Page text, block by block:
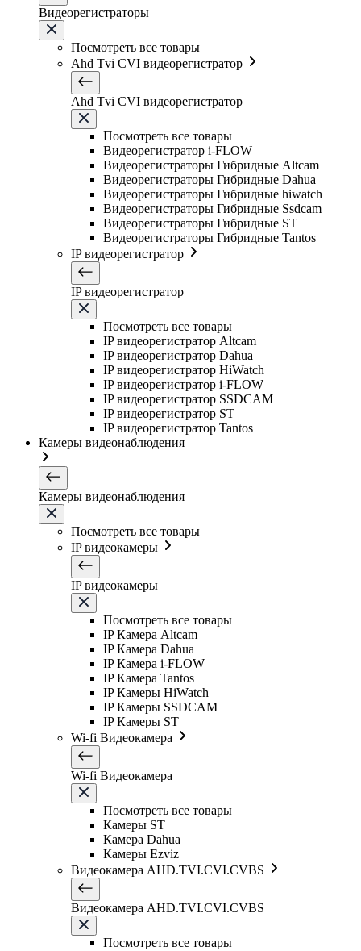
Видеорегистраторы
Посмотреть все товары
Ahd Tvi CVI видеорегистратор
Ahd Tvi CVI видеорегистратор
Посмотреть все товары
Видеорегистратор i-FLOW
Видеорегистраторы Гибридные Altcam
Видеорегистраторы Гибридные Dahua
Видеорегистраторы Гибридные hiwatch
Видеорегистраторы Гибридные Ssdcam
Видеорегистраторы Гибридные ST
Видеорегистраторы Гибридные Tantos
IP видеорегистратор
IP видеорегистратор
Посмотреть все товары
IP видеорегистратор Altcam
IP видеорегистратор Dahua
IP видеорегистратор HiWatch
IP видеорегистратор i-FLOW
IP видеорегистратор SSDCAM
IP видеорегистратор ST
IP видеорегистратор Tantos
Камеры видеонаблюдения
Камеры видеонаблюдения
Посмотреть все товары
IP видеокамеры
IP видеокамеры
Посмотреть все товары
IP Камера Altcam
IP Камера Dahua
IP Камера i-FLOW
IP Камера Tantos
IP Камеры HiWatch
IP Камеры SSDCAM
IP Камеры ST
Wi-fi Видеокамера
Wi-fi Видеокамера
Посмотреть все товары
Камеры ST
Камера Dahua
Камеры Ezviz
Видеокамера AHD.TVI.CVI.CVBS
Видеокамера AHD.TVI.CVI.CVBS
Посмотреть все товары